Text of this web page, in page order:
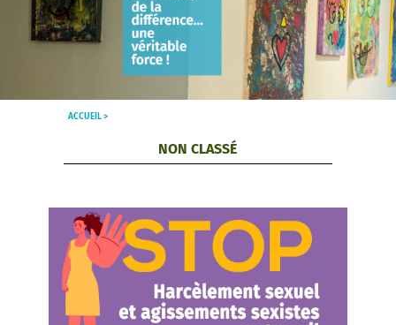
ACCUEIL >
NON CLASSÉ